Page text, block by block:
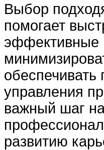
Выбор
помогает
эффективные
обеспечивать
управления
важный шаг
развитию